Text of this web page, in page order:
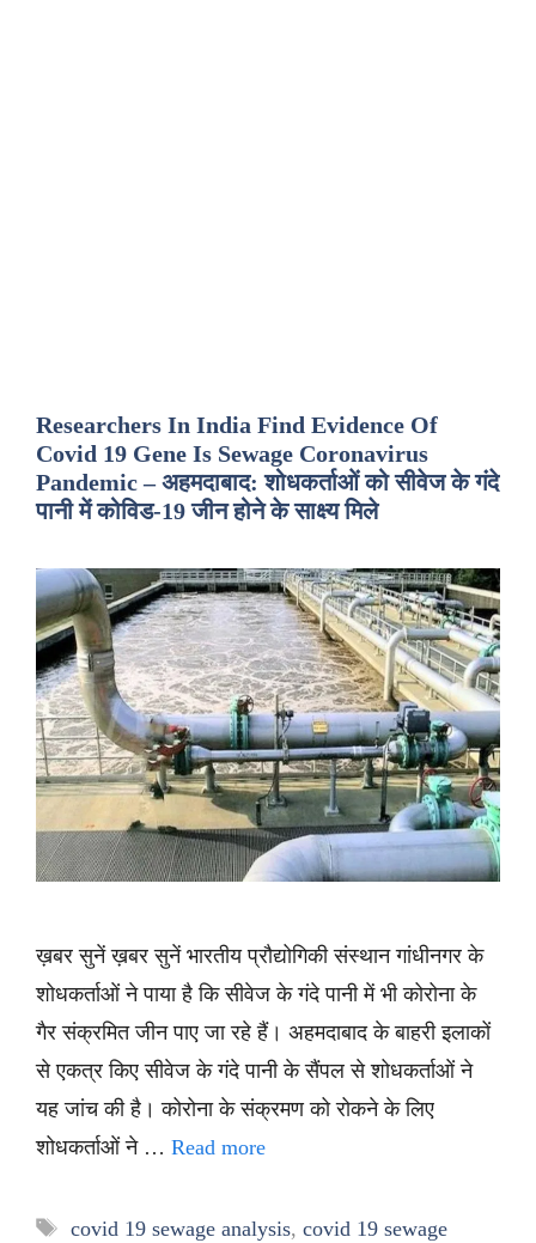
Researchers In India Find Evidence Of
Covid 19 Gene Is Sewage Coronavirus
Pandemic – अहमदाबाद: शोधकर्ताओं को सीवेज के गंदे
पानी में कोविड-19 जीन होने के साक्ष्य मिले
ख़बर सुनें ख़बर सुनें भारतीय प्रौद्योगिकी संस्थान गांधीनगर के
शोधकर्ताओं ने पाया है कि सीवेज के गंदे पानी में भी कोरोना के
गैर संक्रमित जीन पाए जा रहे हैं। अहमदाबाद के बाहरी इलाकों
से एकत्र किए सीवेज के गंदे पानी के सैंपल से शोधकर्ताओं ने
यह जांच की है। कोरोना के संक्रमण को रोकने के लिए
शोधकर्ताओं ने … Read more
Tags
covid 19 sewage analysis, covid 19 sewage